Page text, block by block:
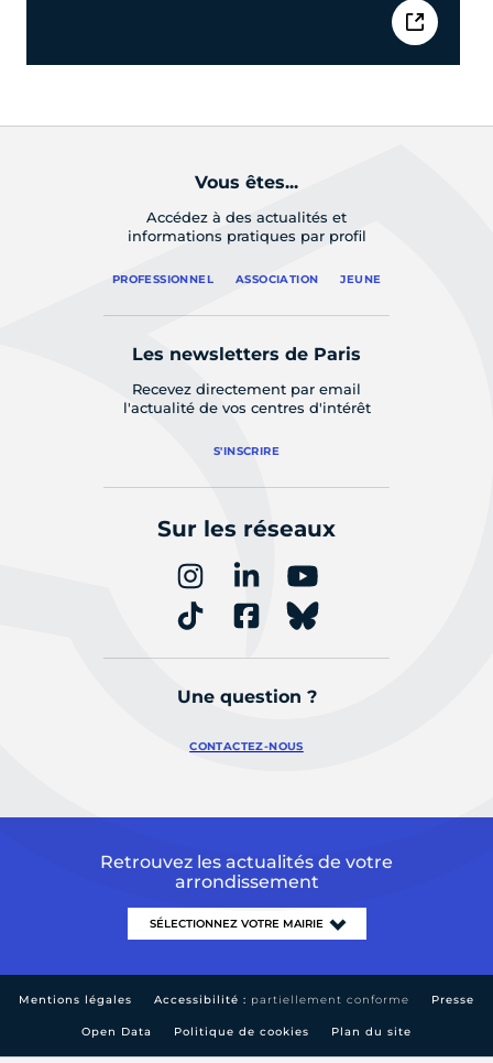
Vous êtes...
Accédez à des actualités et
informations pratiques par profil
PROFESSIONNEL ASSOCIATION JEUNE
Les newsletters de Paris
Recevez directement par email
l'actualité de vos centres d'intérêt
S'INSCRIRE
Sur les réseaux
Une question ?
CONTACTEZ-NOUS
Retrouvez les actualités de votre
arrondissement
Mentions légales Accessibilité : partiellement conforme Presse
Open Data Politique de cookies Plan du site